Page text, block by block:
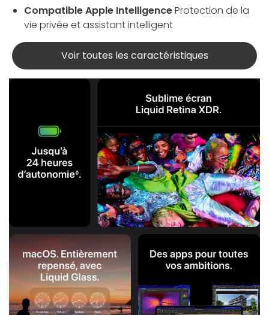
Compatible Apple IntelligenceProtection de la
vie privée et assistant intelligent
Voir toutes les caractéristiques